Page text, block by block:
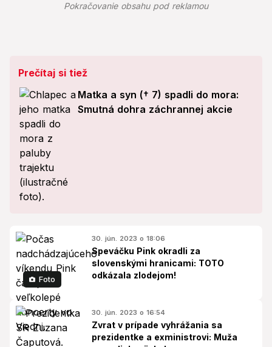
Pokračovanie obsahu pod reklamou
Prečítaj si tiež
Matka a syn († 7) spadli do mora:
Smutná dohra záchrannej akcie
Foto
30. jún. 2023 o 18:06
Speváčku Pink okradli za
slovenskými hranicami: TOTO
odkázala zlodejom!
30. jún. 2023 o 16:54
Zvrat v prípade vyhrážania sa
prezidentke a exministrovi: Muža